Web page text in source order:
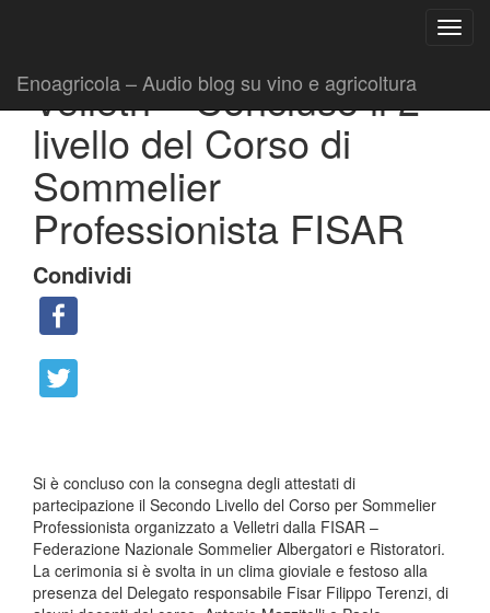
Enoagricola – Audio blog su vino e agricoltura
Velletri – Concluso il 2°
livello del Corso di
Sommelier
Professionista FISAR
Condividi
Si è concluso con la consegna degli attestati di
partecipazione il Secondo Livello del Corso per Sommelier
Professionista organizzato a Velletri dalla FISAR –
Federazione Nazionale Sommelier Albergatori e Ristoratori.
La cerimonia si è svolta in un clima gioviale e festoso alla
presenza del Delegato responsabile Fisar Filippo Terenzi, di